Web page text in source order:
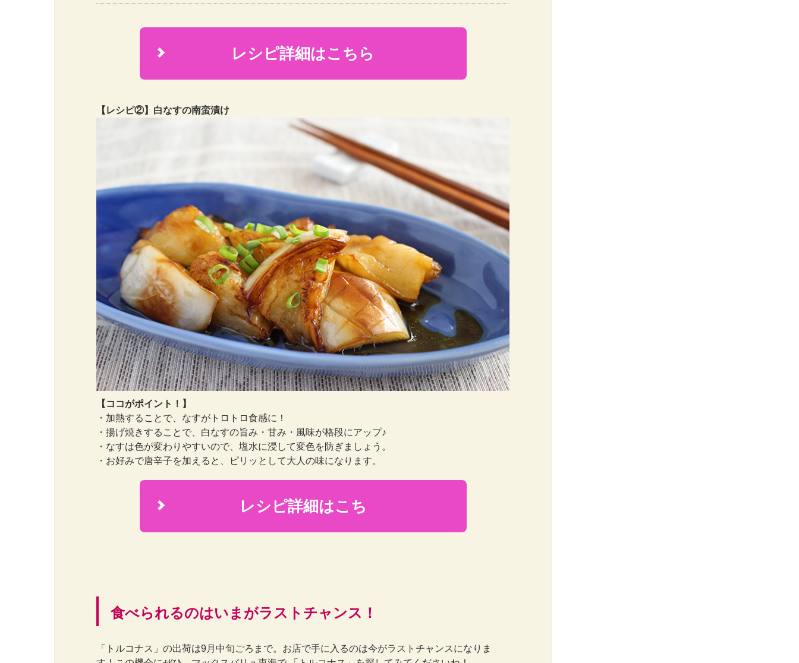
2 レシピ詳細はこちら
【レシピ②】白なすの南蛮漬け
【ココがポイント！】
・加熱することで、なすがトロトロ食感に！
・揚げ焼きすることで、白なすの旨み・甘み・風味が格段にアップ♪
・なすは色が変わりやすいので、塩水に浸して変色を防ぎましょう。
・お好みで唐辛子を加えると、ピリッとして大人の味になります。
2 レシピ詳細はこち
食べられるのはいまがラストチャンス！
「トルコナス」の出荷は9月中旬ごろまで。お店で手に入るのは今がラストチャンスになりま